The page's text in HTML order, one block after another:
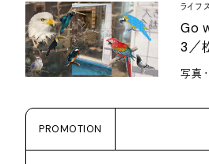
ライフ
Go
3 ／
写真
PROMOTION